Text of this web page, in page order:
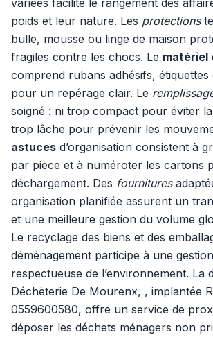
variées facilite le rangement des
poids et leur nature. Les protections
bulle, mousse ou linge de maison
fragiles contre les chocs. Le matériel
comprend rubans adhésifs, étiquettes
pour un repérage clair. Le
soigné : ni trop compact pour éviter
trop lâche pour prévenir les
astuces d’organisation consistent à
par pièce et à numéroter les cartons
déchargement. Des fournitures
organisation planifiée assurent un
et une meilleure gestion du volume
Le recyclage des biens et des
déménagement participe à une
respectueuse de l’environnement. La
Déchèterie De Mourenx, , implantée
0559600580, offre un service de
déposer les déchets ménagers non